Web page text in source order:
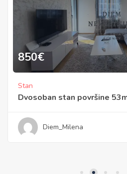
850€
Stan
Dvosoban stan površine
Diem_Milena